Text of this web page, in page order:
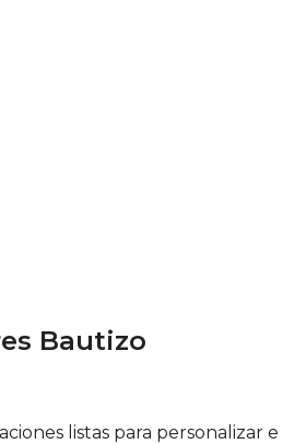
Bautizo
listas para personalizar e